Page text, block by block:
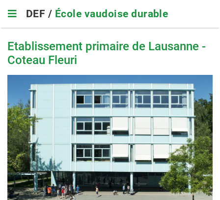
main
navigation
DEF / École vaudoise durable
Etablissement primaire de Lausanne -
Coteau Fleuri